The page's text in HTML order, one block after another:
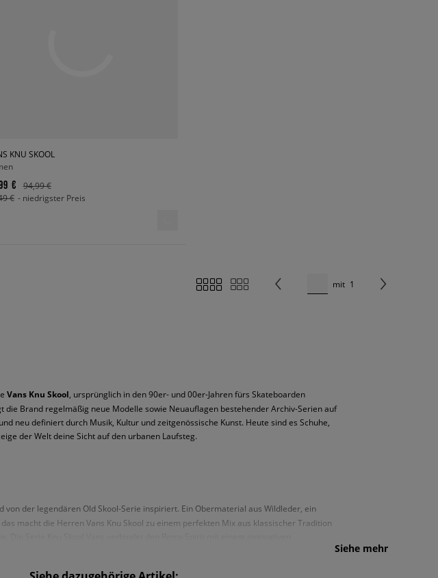
KNU SKOOL
€
94,99 €
€ - niedrigster Preis
mit 1
Vans Knu Skool , ursprünglich in den 90er- und 00er-Jahren fürs Skateboarden
Brand regelmäßig neue Modelle sowie Neuauflagen bestehender Archiv-Serien auf
neu definiert durch Musik, Kultur und zeitgenössische Kunst. Heute sind es Schuhe,
der Welt deine Sicht auf den urbanen Laufsteg.
von der legendären Old Skool-Serie inspiriert. Ein Obermaterial aus Wildleder, ein
macht die Herren Vans Knu Skool zu einem perfekten Mix aus klassischer Tradition
aus, sondern sind auch bequem und damit die perfekte Wahl für alle, die im AlltagSiehe mehr